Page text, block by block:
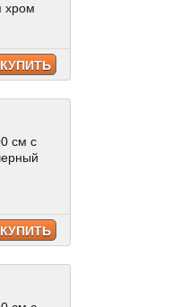
хром
КУПИТЬ
см с
КУПИТЬ